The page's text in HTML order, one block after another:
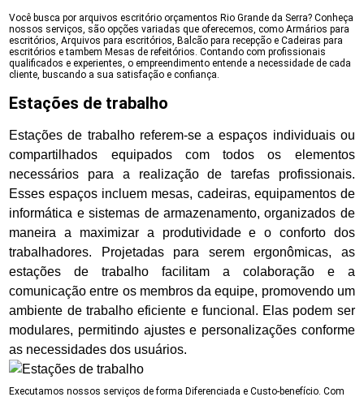
Você busca por arquivos escritório orçamentos Rio Grande da Serra? Conheça
nossos serviços, são opções variadas que oferecemos, como Armários para
escritórios, Arquivos para escritórios, Balcão para recepção e Cadeiras para
escritórios e tambem Mesas de refeitórios. Contando com profissionais
qualificados e experientes, o empreendimento entende a necessidade de cada
cliente, buscando a sua satisfação e confiança.
Estações de trabalho
Estações de trabalho referem-se a espaços individuais ou
compartilhados equipados com todos os elementos
necessários para a realização de tarefas profissionais.
Esses espaços incluem mesas, cadeiras, equipamentos de
informática e sistemas de armazenamento, organizados de
maneira a maximizar a produtividade e o conforto dos
trabalhadores. Projetadas para serem ergonômicas, as
estações de trabalho facilitam a colaboração e a
comunicação entre os membros da equipe, promovendo um
ambiente de trabalho eficiente e funcional. Elas podem ser
modulares, permitindo ajustes e personalizações conforme
as necessidades dos usuários.
Executamos nossos serviços de forma Diferenciada e Custo-benefício. Com